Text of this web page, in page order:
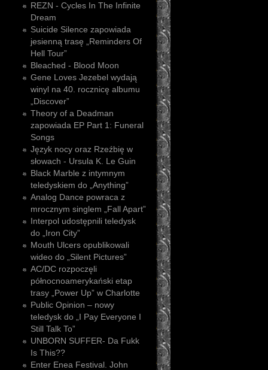
REZN - Cycles In The Infinite
Dream
Suicide Silence zapowiada
jesienną trasę „Reminders Of
Hell Tour”
Bleached - Blood Moon
Gene Loves Jezebel wydają
winyl na 40. rocznicę albumu
„Discover”
Theory of a Deadman
zapowiada EP Part 1: Funeral
Songs
Język nocy oraz Rzeźbię w
słowach - Ursula K. Le Guin
Black Marble z intymnym
teledyskiem do „Anything”
Analog Dance powraca z
mrocznym singlem „Fall Apart”
Interpol udostępnili teledysk
do „Iron City”
Mouth Ulcers opublikowali
wideo do „Silent Pictures”
AC/DC rozpoczęli
północnoamerykański etap
trasy „Power Up” w Charlotte
Public Opinion – nowy
teledysk do „I Pay Everyone I
Still Talk To”
UNBORN SUFFER- Da Fukk
Is This??
Enter Enea Festival. John